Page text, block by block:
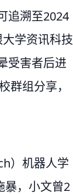
追溯至2024
学资讯科技
受害者后进
组分享，
）机器人学
暴，小文曾2